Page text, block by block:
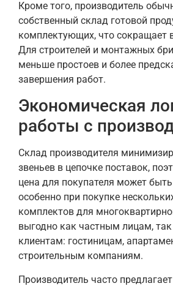
Кроме того, производитель
собственный склад готовой
комплектующих, что сокращает
Для строителей и монтажных
меньше простоев и более
завершения работ.
Экономическая
работы с
Склад производителя
звеньев в цепочке поставок,
цена для покупателя может
особенно при покупке
комплектов для
выгодно как частным лицам, так
клиентам: гостиницам,
строительным компаниям.
Производитель часто